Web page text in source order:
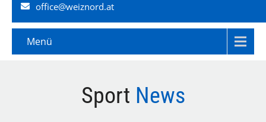
office@weiznord.at
Menü
Sport News